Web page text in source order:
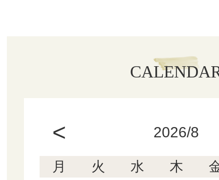
< 2026/8
月 火 水 木